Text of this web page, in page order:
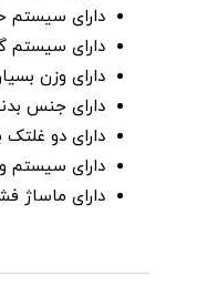
دارای سیستم
دارای سیستم
دارای وزن
دارای جنس
دارای دو غلتک با تعداد 6
دارای سیستم
دارای ماساژ